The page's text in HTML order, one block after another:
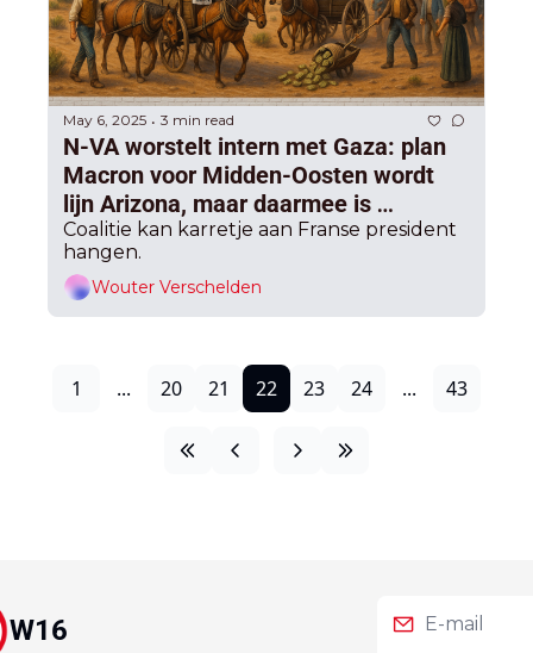
May 6, 2025 • 3 min read
N-VA worstelt intern met Gaza: plan
Macron voor Midden-Oosten wordt
lijn Arizona, maar daarmee is
erkenning Palestina wel nog geen feit
Coalitie kan karretje aan Franse president
hangen.
Wouter Verschelden
1 ... 20 21 22 23 24 ... 43
W16